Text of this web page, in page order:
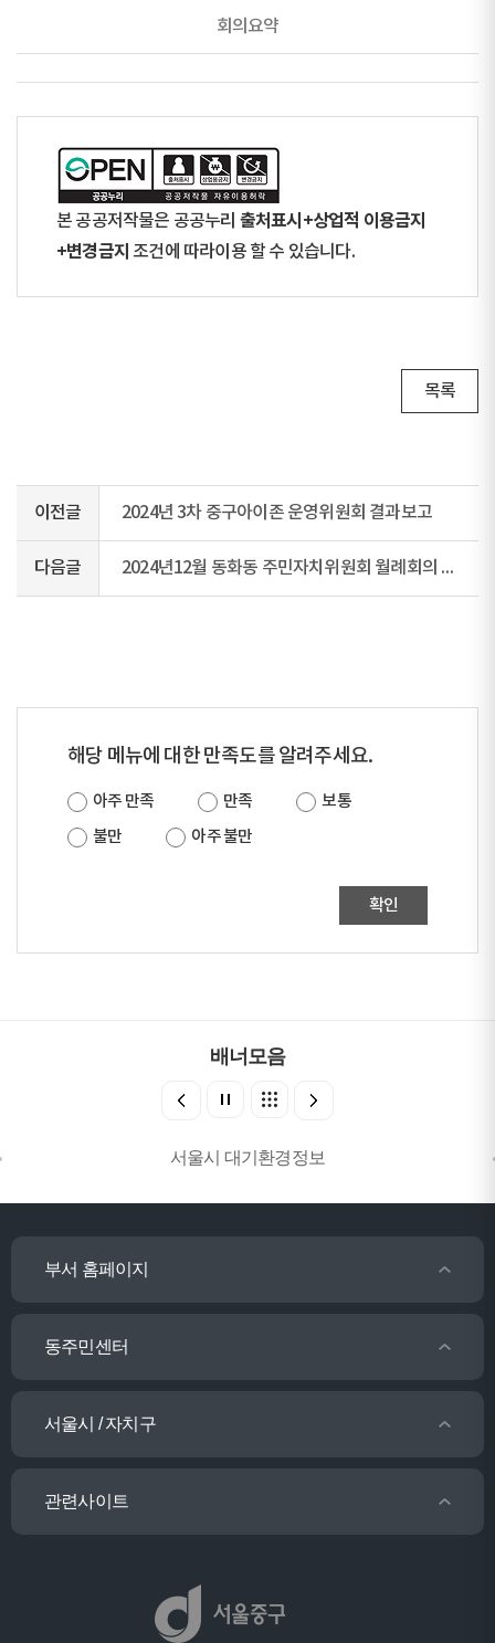
회의요약
본 공공저작물은 공공누리 출처표시+상업적 이용금지
+변경금지 조건에 따라이용 할 수 있습니다.
목록
이전글 2024년 3차 중구아이존 운영위원회 결과보고
다음글 2024년12월 동화동 주민자치위원회 월례회의 회의록
해당 메뉴에 대한 만족도를 알려주세요.
아주 만족 만족
보통
불만
아주 불만
확인
배너모음
서울시 대기환경정보
부서 홈페이지
동주민센터
서울시 / 자치구
관련사이트